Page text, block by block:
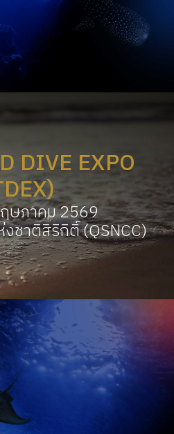
DIVE EXPO
ษภาคม 2569
ชาติสิริกิติ์ (QSNCC)